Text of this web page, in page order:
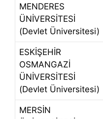
MENDERES
ÜNİVERSİTESİ
(Devlet Üniversitesi)
ESKİŞEHİR
OSMANGAZİ
ÜNİVERSİTESİ
(Devlet Üniversitesi)
MERSİN